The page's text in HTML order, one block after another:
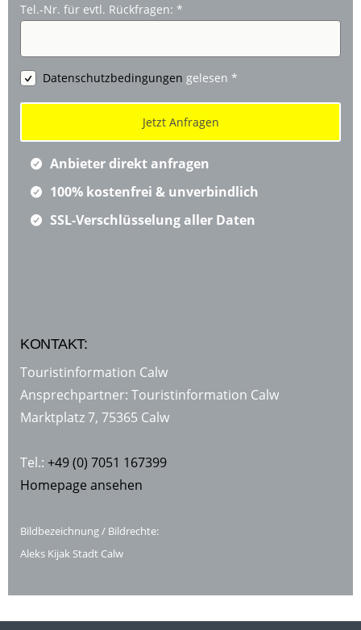
Tel.-Nr. für evtl. Rückfragen: *
Datenschutzbedingungen gelesen *
Anbieter direkt anfragen
100% kostenfrei & unverbindlich
SSL-Verschlüsselung aller Daten
KONTAKT:
Touristinformation Calw
Ansprechpartner: Touristinformation Calw
Marktplatz 7, 75365 Calw
Tel.: +49 (0) 7051 167399
Homepage ansehen
Bildbezeichnung / Bildrechte:
Aleks Kijak Stadt Calw